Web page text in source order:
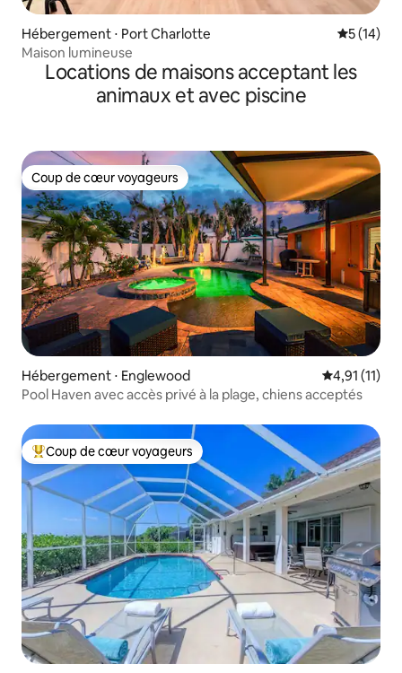
Hébergement ⋅ Port Charlotte
5 (14)
Maison lumineuse
Locations de maisons acceptant les
animaux et avec piscine
Coup de cœur voyageurs
Coup de cœur voyageurs
Hébergement ⋅ Englewood Évaluation
4,91 (11)
Pool Haven avec accès privé à la plage, chiens acceptés
Coups de cœur voyageurs les plus appréciés
Coup de cœur voyageurs